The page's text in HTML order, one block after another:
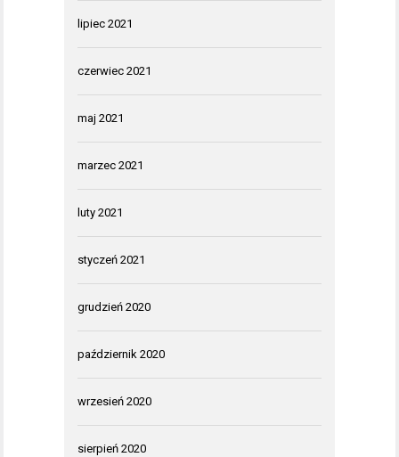
lipiec 2021
czerwiec 2021
maj 2021
marzec 2021
luty 2021
styczeń 2021
grudzień 2020
październik 2020
wrzesień 2020
sierpień 2020